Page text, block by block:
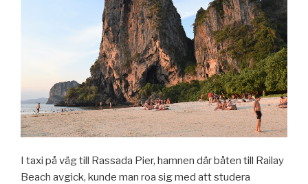
I taxi på väg till Rassada Pier, hamnen där båten till Railay
Beach avgick, kunde man roa sig med att studera